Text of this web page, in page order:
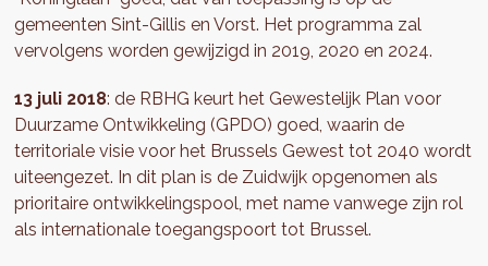
gemeenten Sint-Gillis en Vorst. Het programma zal
vervolgens worden gewijzigd in 2019, 2020 en 2024.
13 juli 2018: de RBHG keurt het Gewestelijk Plan voor
Duurzame Ontwikkeling (GPDO) goed, waarin de
territoriale visie voor het Brussels Gewest tot 2040 wordt
uiteengezet. In dit plan is de Zuidwijk opgenomen als
prioritaire ontwikkelingspool, met name vanwege zijn rol
als internationale toegangspoort tot Brussel.